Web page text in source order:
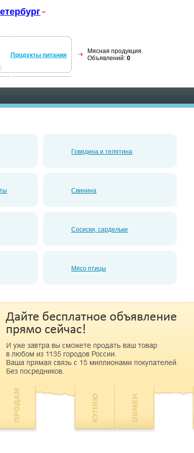
Продукты питания
Мясная продукция.
Объявлений: 0
Говядина и телятина
Свинина
Сосиски, сардельки
Мясо птицы